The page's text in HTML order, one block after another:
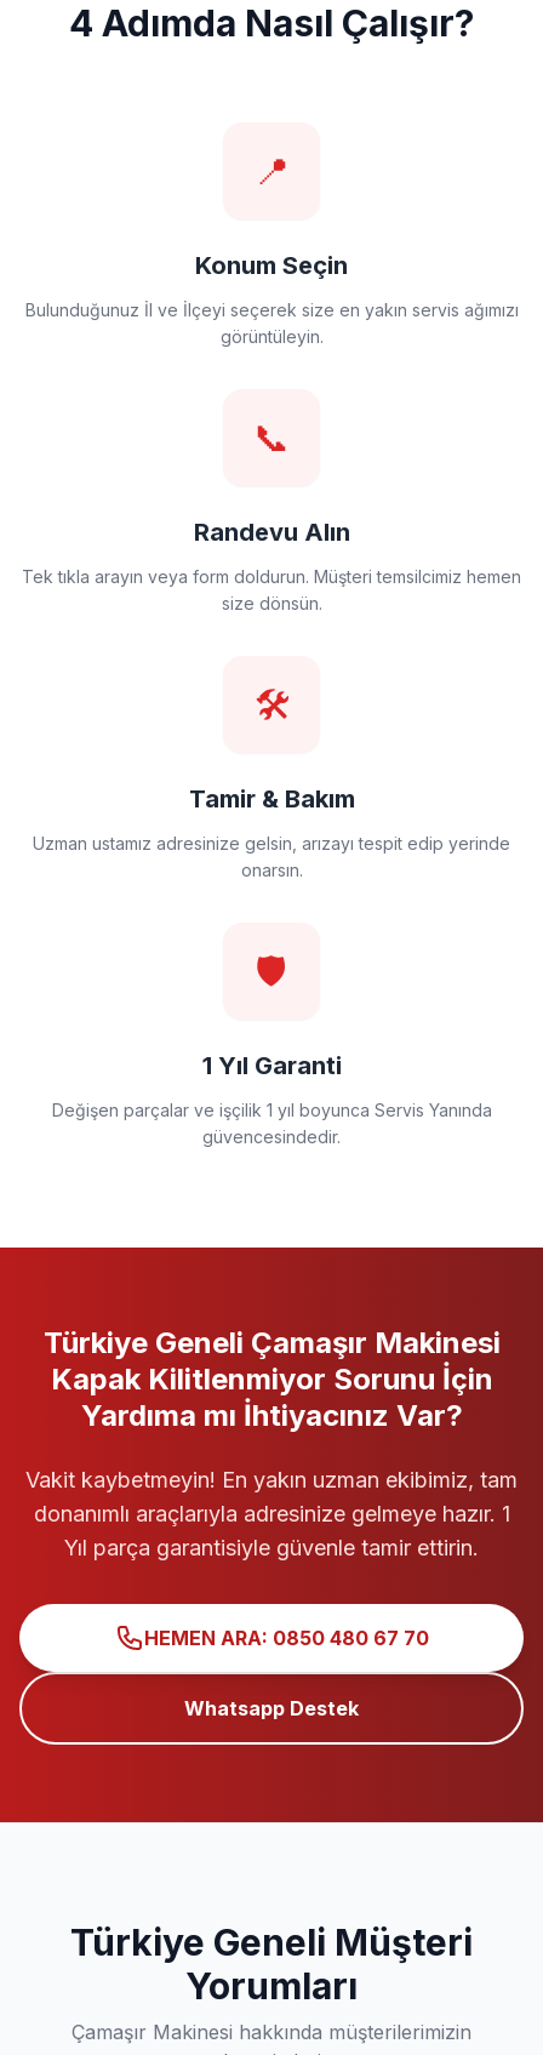
4 Adımda Nasıl Çalışır?
📍
Konum Seçin
Bulunduğunuz İl ve İlçeyi seçerek size en yakın servis ağımızı
görüntüleyin.
📞
Randevu Alın
Tek tıkla arayın veya form doldurun. Müşteri temsilcimiz hemen
size dönsün.
🛠️
Tamir & Bakım
Uzman ustamız adresinize gelsin, arızayı tespit edip yerinde
onarsın.
🛡️
1 Yıl Garanti
Değişen parçalar ve işçilik 1 yıl boyunca Servis Yanında
güvencesindedir.
Türkiye Geneli Çamaşır Makinesi
Kapak Kilitlenmiyor Sorunu İçin
Yardıma mı İhtiyacınız Var?
Vakit kaybetmeyin! En yakın uzman ekibimiz, tam
donanımlı araçlarıyla adresinize gelmeye hazır. 1
Yıl parça garantisiyle güvenle tamir ettirin.
HEMEN ARA: 0850 480 67 70
Whatsapp Destek
Türkiye Geneli Müşteri
Yorumları
Çamaşır Makinesi hakkında müşterilerimizin